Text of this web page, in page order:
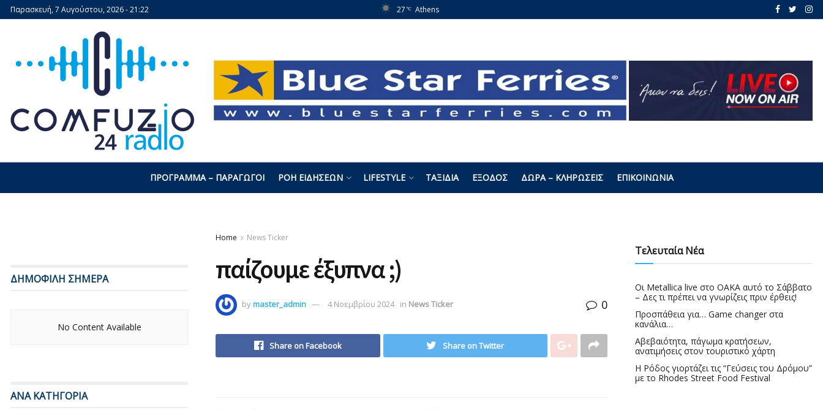
Παρασκευή, 7 Αυγούστου, 2026 - 21:22 27 °C Athens
ΠΡΌΓΡΑΜΜΑ – ΠΑΡΑΓΩΓΟΊ ΡΟΉ ΕΙΔΉΣΕΩΝ LIFESTYLE ΤΑΞΊΔΙΑ ΈΞΟΔΟΣ ΔΏΡΑ – ΚΛΗΡΏΣΕΙΣ ΕΠΙΚΟΙΝΩΝΊΑ
Home News Ticker
παίζουμε έξυπνα ;)
bymaster_admin 4 Νοεμβρίου 2024 in News Ticker 0
Share on Facebook Share on Twitter
ΔΗΜΟΦΙΛΗ ΣΗΜΕΡΑ
No Content Available
ΑΝΑ ΚΑΤΗΓΟΡΙΑ
Τελευταία Νέα
Οι Metallica live στο ΟΑΚΑ αυτό το Σάββατο
– Δες τι πρέπει να γνωρίζεις πριν έρθεις!
Προσπάθεια για… Game changer στα
κανάλια…
Αβεβαιότητα, πάγωμα κρατήσεων,
ανατιμήσεις στον τουριστικό χάρτη
Η Ρόδος γιορτάζει τις “Γεύσεις του Δρόμου”
με το Rhodes Street Food Festival